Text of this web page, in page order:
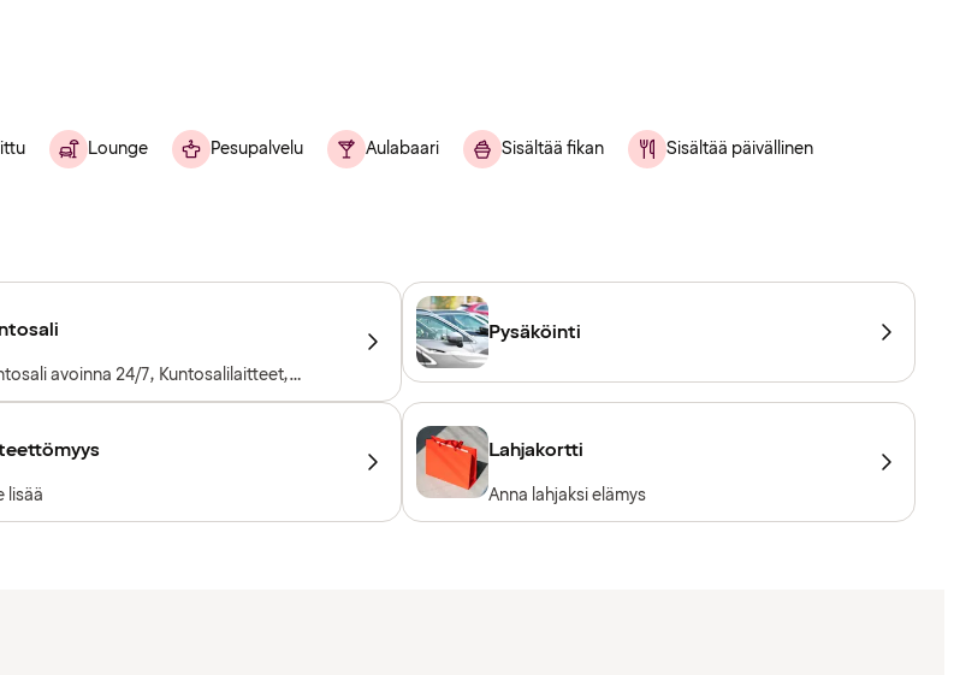
Lounge Pesupalvelu Aulabaari Sisältää fikan Sisältää päivällinen
avoinna 24/7, Kuntosalilaitteet,
Vapaapainot
Pysäköinti
lisää
Lahjakortti
Anna lahjaksi elämys